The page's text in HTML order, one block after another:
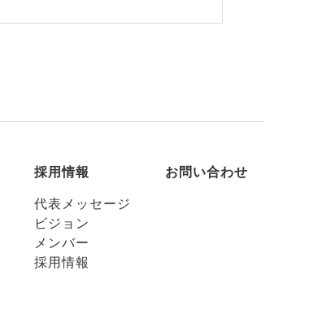
採用情報
代表メッセージ
ビジョン
メンバー
採用情報
お問い合わせ